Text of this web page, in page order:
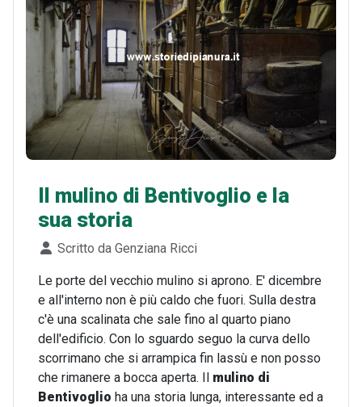
Il mulino di Bentivoglio e la
sua storia
Dettagli
Scritto da Genziana Ricci
Le porte del vecchio mulino si aprono. E' dicembre
e all'interno non è più caldo che fuori. Sulla destra
c'è una scalinata che sale fino al quarto piano
dell'edificio. Con lo sguardo seguo la curva dello
scorrimano che si arrampica fin lassù e non posso
che rimanere a bocca aperta. Il mulino di
Bentivoglio ha una storia lunga, interessante ed a